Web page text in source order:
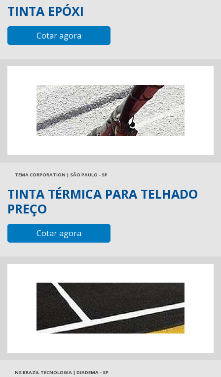
TINTA EPÓXI
Cotar agora
TEMA CORPORATION | SÃO PAULO - SP
TINTA TÉRMICA PARA TELHADO
PREÇO
Cotar agora
NS BRAZIL TECNOLOGIA | DIADEMA - SP